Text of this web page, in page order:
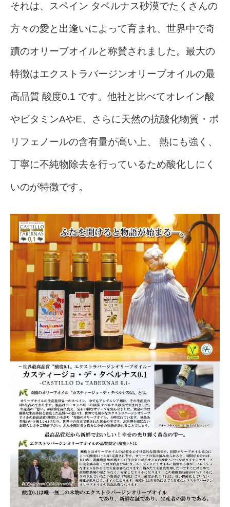
それは、スペイン タベルナス砂漠でたくさんの
方々の愛と出逢いによって育まれ、世界中で奇
蹟のオリーブオイルと称賛されました。最大の
特徴はエクストラバージンオリーブオイルの最
高品質 酸度0.1 です。他社と比べてオレイン酸
やビタミンAやE、さらに天然の抗酸化物質・ポ
リフェノールの含有量が高い上、 熱にも強く、
丁寧に不純物除去を行っているため酸化しにく
いのが特徴です。